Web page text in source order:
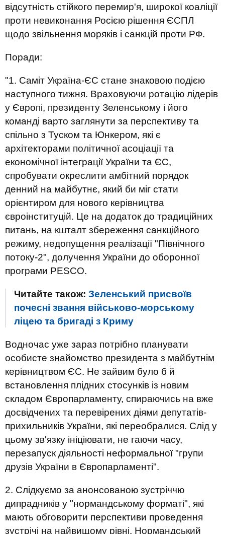
відсутність стійкого перемир'я, широкої коаліції
проти невиконання Росією рішення ЄСПЛ
щодо звільнення моряків і санкцій проти РФ.
Поради:
"1. Саміт Україна-ЄС стане знаковою подією
наступного тижня. Враховуючи ротацію лідерів
у Європі, президенту Зеленському і його
команді варто заглянути за перспективу та
спільно з Туском та Юнкером, які є
архітекторами політичної асоціації та
економічної інтеграції України та ЄС,
спробувати окреслити амбітний порядок
денний на майбутнє, який би міг стати
орієнтиром для нового керівництва
євроінституцій. Це на додаток до традиційних
питань, на кшталт збереження санкційного
режиму, недопущення реалізації "Північного
потоку-2", долучення України до оборонної
програми PESCO.
Читайте також: Зеленський присвоїв
почесні звання військово-морському
ліцею та бригаді з Криму
Водночас уже зараз потрібно планувати
особисте знайомство президента з майбутнім
керівництвом ЄС. Не зайвим було б й
встановлення плідних стосунків із новим
складом Європарламенту, спираючись на вже
досвідчених та перевірених діями депутатів-
прихильників України, які переобралися. Слід у
цьому зв'язку ініціювати, не гаючи часу,
перезапуск діяльності неформальної "групи
друзів України в Європарламенті".
2. Слідкуємо за анонсованою зустріччю
дипрадників у "нормандському форматі", які
мають обговорити перспективи проведення
зустрічі на найвищому рівні. Нормандський